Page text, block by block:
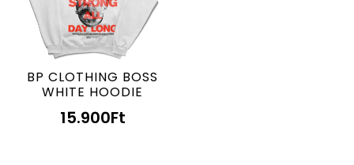
BP CLOTHING BOSS
WHITE HOODIE
15.900Ft